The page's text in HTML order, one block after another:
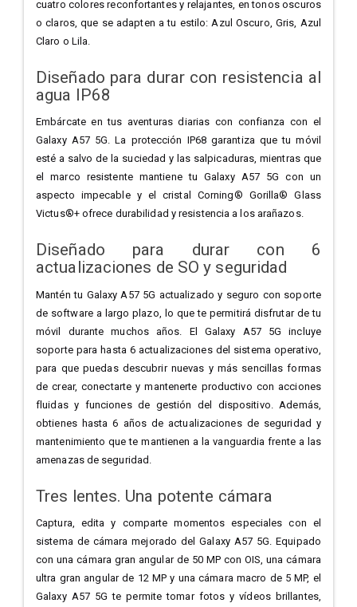
cuatro colores reconfortantes y relajantes, en tonos oscuros
o claros, que se adapten a tu estilo: Azul Oscuro, Gris, Azul
Claro o Lila.
Diseñado para durar con resistencia al
agua IP68
Embárcate en tus aventuras diarias con confianza con el
Galaxy A57 5G. La protección IP68 garantiza que tu móvil
esté a salvo de la suciedad y las salpicaduras, mientras que
el marco resistente mantiene tu Galaxy A57 5G con un
aspecto impecable y el cristal Corning® Gorilla® Glass
Victus®+ ofrece durabilidad y resistencia a los arañazos.
Diseñado para durar con 6
actualizaciones de SO y seguridad
Mantén tu Galaxy A57 5G actualizado y seguro con soporte
de software a largo plazo, lo que te permitirá disfrutar de tu
móvil durante muchos años. El Galaxy A57 5G incluye
soporte para hasta 6 actualizaciones del sistema operativo,
para que puedas descubrir nuevas y más sencillas formas
de crear, conectarte y mantenerte productivo con acciones
fluidas y funciones de gestión del dispositivo. Además,
obtienes hasta 6 años de actualizaciones de seguridad y
mantenimiento que te mantienen a la vanguardia frente a las
amenazas de seguridad.
Tres lentes. Una potente cámara
Captura, edita y comparte momentos especiales con el
sistema de cámara mejorado del Galaxy A57 5G. Equipado
con una cámara gran angular de 50 MP con OIS, una cámara
ultra gran angular de 12 MP y una cámara macro de 5 MP, el
Galaxy A57 5G te permite tomar fotos y vídeos brillantes,